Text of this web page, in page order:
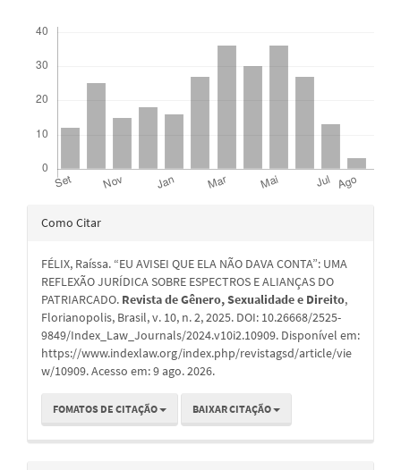
Detalhes
artigo
Como Citar
FÉLIX, Raíssa. “EU AVISEI QUE ELA NÃO DAVA CONTA”: UMA
REFLEXÃO JURÍDICA SOBRE ESPECTROS E ALIANÇAS DO
PATRIARCADO. Revista de Gênero, Sexualidade e Direito,
Florianopolis, Brasil, v. 10, n. 2, 2025. DOI: 10.26668/2525-
9849/Index_Law_Journals/2024.v10i2.10909. Disponível em:
https://www.indexlaw.org/index.php/revistagsd/article/vie
w/10909. Acesso em: 9 ago. 2026.
FOMATOS DE CITAÇÃO BAIXAR CITAÇÃO